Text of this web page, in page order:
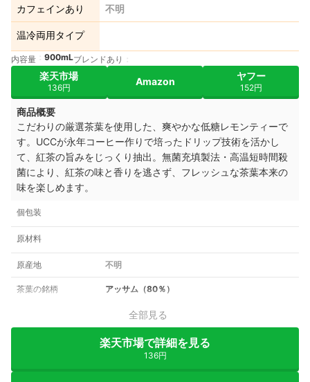
カフェインあり 不明
温冷両用タイプ
内容量 900mLブレンドあり
楽天市場
136円
Amazon ヤフー
152円
商品概要
こだわりの厳選茶葉を使用した、爽やかな低糖レモンティーで
す。UCCが永年コーヒー作りで培ったドリップ技術を活かし
て、紅茶の旨みをじっくり抽出。無菌充填製法・高温短時間殺
菌により、紅茶の味と香りを逃さず、フレッシュな茶葉本来の
味を楽しめます。
個包装
原材料
原産地 不明
茶葉の銘柄 アッサム（80％）
全部見る
楽天市場で詳細を見る
136円